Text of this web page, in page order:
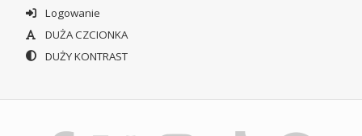
Logowanie
DUŻA CZCIONKA
DUŻY KONTRAST